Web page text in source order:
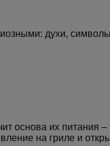
духи,
основа их питания –
на гриле и